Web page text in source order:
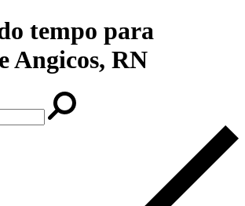
tempo para
Angicos, RN